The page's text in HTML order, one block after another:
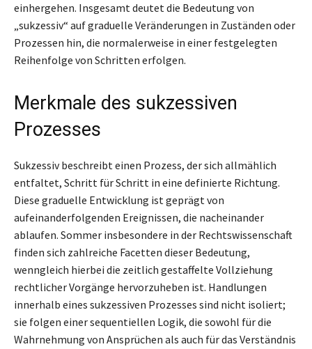
einhergehen. Insgesamt deutet die Bedeutung von
„sukzessiv“ auf graduelle Veränderungen in Zuständen oder
Prozessen hin, die normalerweise in einer festgelegten
Reihenfolge von Schritten erfolgen.
Merkmale des sukzessiven
Prozesses
Sukzessiv beschreibt einen Prozess, der sich allmählich
entfaltet, Schritt für Schritt in eine definierte Richtung.
Diese graduelle Entwicklung ist geprägt von
aufeinanderfolgenden Ereignissen, die nacheinander
ablaufen. Sommer insbesondere in der Rechtswissenschaft
finden sich zahlreiche Facetten dieser Bedeutung,
wenngleich hierbei die zeitlich gestaffelte Vollziehung
rechtlicher Vorgänge hervorzuheben ist. Handlungen
innerhalb eines sukzessiven Prozesses sind nicht isoliert;
sie folgen einer sequentiellen Logik, die sowohl für die
Wahrnehmung von Ansprüchen als auch für das Verständnis